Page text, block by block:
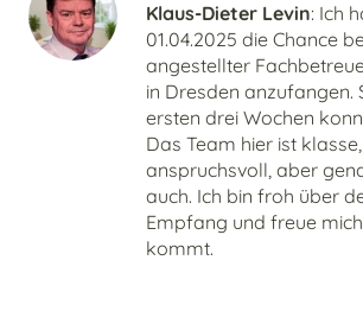
Klaus-Dieter Levin: Ich
01.04.2025 die Chance
angestellter
in Dresden anzufangen.
ersten drei Wochen
Das Team hier ist
anspruchsvoll, aber
auch. Ich bin froh über
Empfang und freue
kommt.